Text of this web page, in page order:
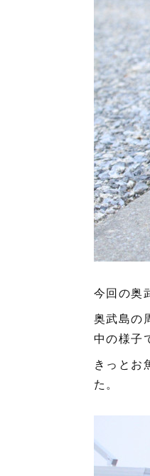
今回の奥
奥武島の
中の様子
きっとお
た。